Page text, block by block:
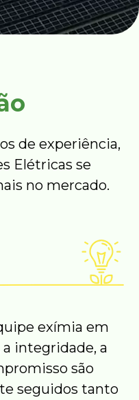
de experiência,
Elétricas se
no mercado.
exímia em
integridade, a
são
seguidos tanto